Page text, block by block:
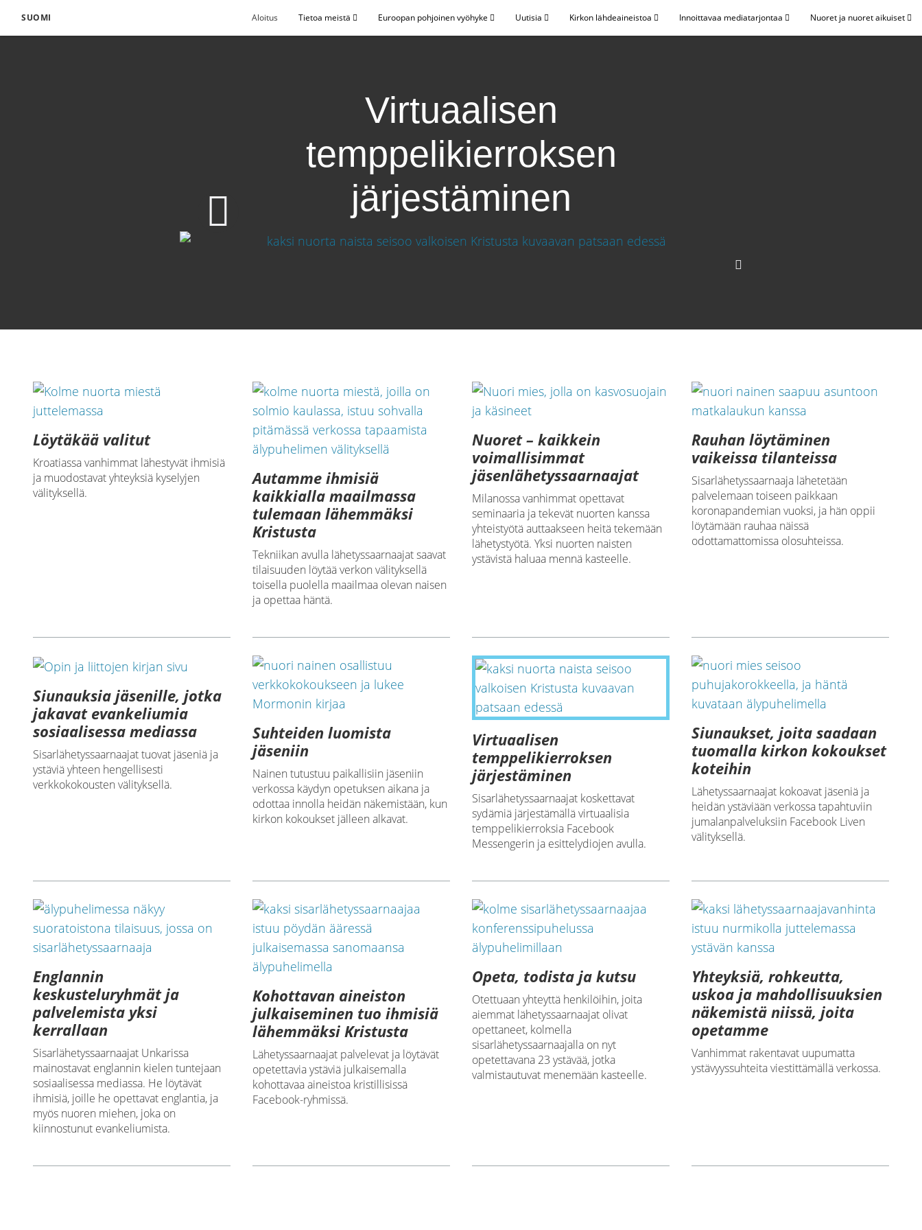
SUOMI Aloitus Tietoa meistä Euroopan pohjoinen vyöhyke Uutisia Kirkon lähdeaineistoa Innoittavaa mediatarjontaa Nuoret ja nuoret aikuiset
Virtuaalisen
temppelikierroksen
järjestäminen
Löytäkää valitut
Kroatiassa vanhimmat lähestyvät ihmisiä
ja muodostavat yhteyksiä kyselyjen
välityksellä.
Autamme ihmisiä
kaikkialla maailmassa
tulemaan lähemmäksi
Kristusta
Tekniikan avulla lähetyssaarnaajat saavat
tilaisuuden löytää verkon välityksellä
toisella puolella maailmaa olevan naisen
ja opettaa häntä.
Nuoret – kaikkein
voimallisimmat
jäsenlähetyssaarnaajat
Milanossa vanhimmat opettavat
seminaaria ja tekevät nuorten kanssa
yhteistyötä auttaakseen heitä tekemään
lähetystyötä. Yksi nuorten naisten
ystävistä haluaa mennä kasteelle.
Rauhan löytäminen
vaikeissa tilanteissa
Sisarlähetyssaarnaaja lähetetään
palvelemaan toiseen paikkaan
koronapandemian vuoksi, ja hän oppii
löytämään rauhaa näissä
odottamattomissa olosuhteissa.
Siunauksia jäsenille, jotka
jakavat evankeliumia
sosiaalisessa mediassa
Sisarlähetyssaarnaajat tuovat jäseniä ja
ystäviä yhteen hengellisesti
verkkokokousten välityksellä.
Suhteiden luomista
jäseniin
Nainen tutustuu paikallisiin jäseniin
verkossa käydyn opetuksen aikana ja
odottaa innolla heidän näkemistään, kun
kirkon kokoukset jälleen alkavat.
Virtuaalisen
temppelikierroksen
järjestäminen
Sisarlähetyssaarnaajat koskettavat
sydämiä järjestämällä virtuaalisia
temppelikierroksia Facebook
Messengerin ja esittelydiojen avulla.
Siunaukset, joita saadaan
tuomalla kirkon kokoukset
koteihin
Lähetyssaarnaajat kokoavat jäseniä ja
heidän ystäviään verkossa tapahtuviin
jumalanpalveluksiin Facebook Liven
välityksellä.
Englannin
keskusteluryhmät ja
palvelemista yksi
kerrallaan
Sisarlähetyssaarnaajat Unkarissa
mainostavat englannin kielen tuntejaan
sosiaalisessa mediassa. He löytävät
ihmisiä, joille he opettavat englantia, ja
myös nuoren miehen, joka on
kiinnostunut evankeliumista.
Kohottavan aineiston
julkaiseminen tuo ihmisiä
lähemmäksi Kristusta
Lähetyssaarnaajat palvelevat ja löytävät
opetettavia ystäviä julkaisemalla
kohottavaa aineistoa kristillisissä
Facebook-ryhmissä.
Opeta, todista ja kutsu
Otettuaan yhteyttä henkilöihin, joita
aiemmat lähetyssaarnaajat olivat
opettaneet, kolmella
sisarlähetyssaarnaajalla on nyt
opetettavana 23 ystävää, jotka
valmistautuvat menemään kasteelle.
Yhteyksiä, rohkeutta,
uskoa ja mahdollisuuksien
näkemistä niissä, joita
opetamme
Vanhimmat rakentavat uupumatta
ystävyyssuhteita viestittämällä verkossa.